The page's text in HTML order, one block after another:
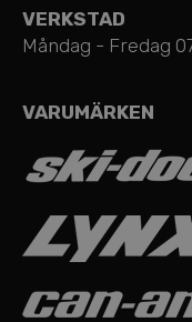
VERKSTAD
Måndag - Fredag
VARUMÄRKEN